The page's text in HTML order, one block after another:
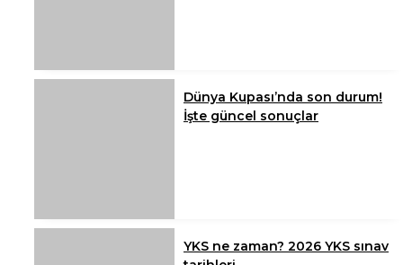
Dünya Kupası’nda son durum!
İşte güncel sonuçlar
YKS ne zaman? 2026 YKS sınav